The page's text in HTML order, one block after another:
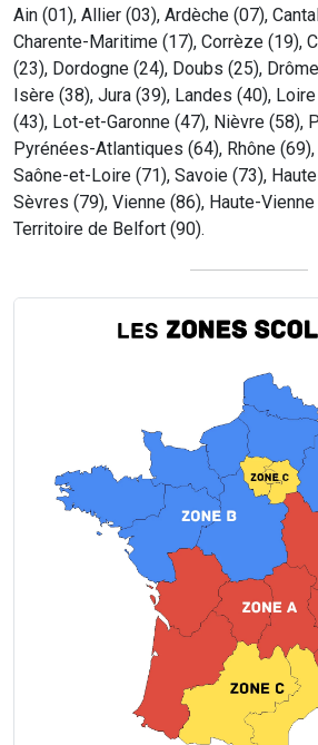
Ain (01), Allier (03), Ardèche (07),
Charente-Maritime (17), Corrèze (19),
(23), Dordogne (24), Doubs (25),
Isère (38), Jura (39), Landes (40),
(43), Lot-et-Garonne (47), Nièvre (58),
Pyrénées-Atlantiques (64), Rhône
Saône-et-Loire (71), Savoie (73),
Sèvres (79), Vienne (86), Haute-Vienne
Territoire de Belfort (90).